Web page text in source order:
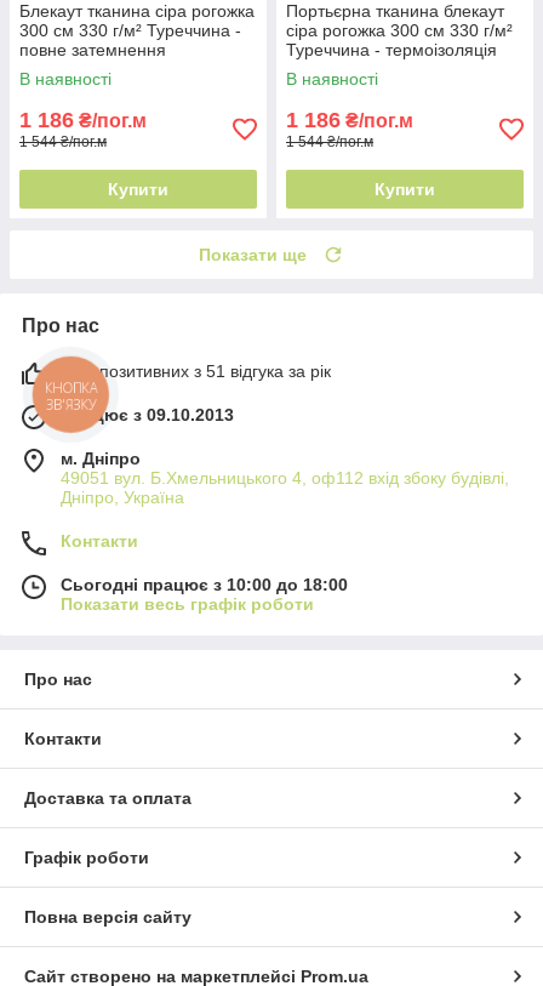
Блекаут тканина сіра рогожка
300 см 330 г/м² Туреччина -
повне затемнення
В наявності
1 186 ₴/пог.м
1 544 ₴/пог.м
Купити
Портьєрна тканина блекаут
сіра рогожка 300 см 330 г/м²
Туреччина - термоізоляція
В наявності
1 186 ₴/пог.м
1 544 ₴/пог.м
Купити
Показати ще
Про нас
98% позитивних з 51 відгука за рік
Працює з 09.10.2013
м. Дніпро
49051 вул. Б.Хмельницького 4, оф112 вхід збоку будівлі,
Дніпро, Україна
Контакти
Сьогодні працює з 10:00 до 18:00
Показати весь графік роботи
Про нас
Контакти
Доставка та оплата
Графік роботи
Повна версія сайту
Сайт створено на маркетплейсі Prom.ua
КНОПКА
ЗВ'ЯЗКУ